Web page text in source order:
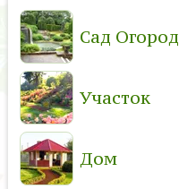
Сад Огород
Участок
Дом